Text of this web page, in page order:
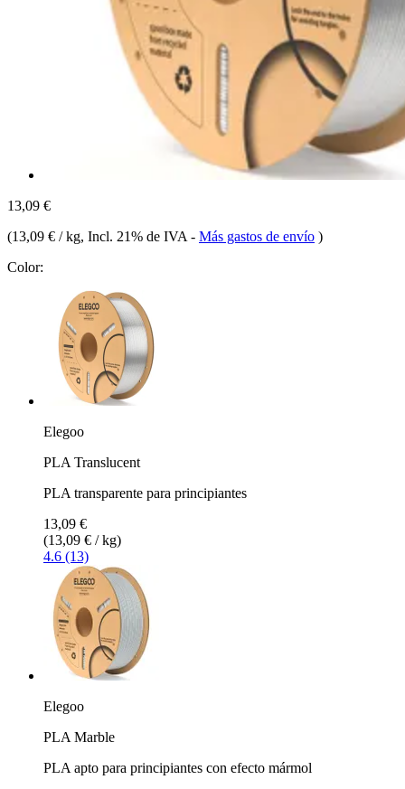
13,09 €
(13,09 € / kg, Incl. 21% de IVA - Más gastos de envío )
Color:
Elegoo
PLA Translucent
PLA transparente para principiantes
13,09 €
(13,09 € / kg)
4.6 (13)
Elegoo
PLA Marble
PLA apto para principiantes con efecto mármol